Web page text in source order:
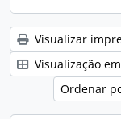
Visualizar
Visualização
Ordenar